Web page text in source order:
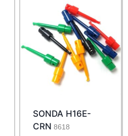
SONDA H16E-
CRN 8618